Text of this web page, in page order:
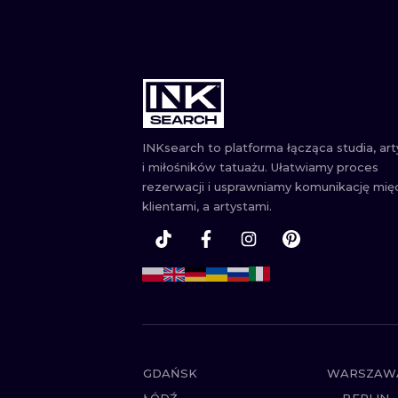
INKsearch to platforma łącząca studia,
i miłośników tatuażu. Ułatwiamy proces
rezerwacji i usprawniamy komunikację
klientami, a artystami.
GDAŃSK